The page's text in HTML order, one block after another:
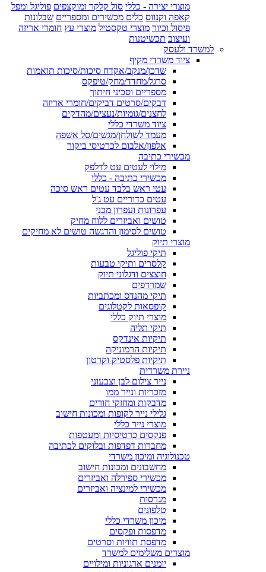
מוצרי יצירה - כללי סול קלקר ומוקצפים פוליגל ומפל
קאפה וקנווס כלים מכשירים ומספריים שבלונות
פיסול וכיור מוצרי טקסטיל מוצרי עץ חומרי אריזה
ועיצוב תכשיטנות
למשרד ולעסק
ציוד משרדי מקיף
שדכן/מנקב/אקדח סיכות/סיכות תואמות
סרגל/מחדד/מחק/טיפקס
מספריים וסכיני חיתוך
דבקים/סרטים דביקים/חומרי אריזה
לחצנים/גומיות/נעצים/מהדקים
ציוד משרדי כללי
מעמד לשולחן/מגשים/סל אשפה
אלפון/אלבום לכרטיסי ביקור
מכשירי כתיבה
מילוי לעטים עט לדלפק
מכשירי כתיבה - כללי
עטי ראש בלבד עטים ראש סיכה
עטים כדוריים עט ג'ל
עפרונות ועפרון מכני
טושים ואביזרים ללוח מחיק
טושים לסימון והדגשה טושים לא מחיקים
מוצרי תיוק
תיקי פוליגל
קלסרים ותיקי טבעות
חוצצים ודגלוני תיוק
שמרדפים
תיקי מהנדס ומכתביות
קופסאות לקטלוגים
מוצרי תיוק כללי
תיקי תליה
תיקיות אינדקס
תיקיות הרמוניקה
תיקיות פלסטיק וקרטון
ניירת משרדית
נייר צילום לבן וצבעוני
מזכריות ונייר ממו
מדבקות ומחזקי חורים
גלילי נייר לקופות ומכונות חישוב
מוצרי נייר כללי
פנקסים כרטיסיות ומעטפות
מחברות דפדפות ובלוקים לכתיבה
טכנולוגיה ומיכון משרדי
מחשבונים ומכונות חישוב
מכשירי ספירלה ואביזרים
מכשירי למינציה ואביזרים
מגרסות
טלפונים
מיכון משרדי כללי
מדפסות ופקסים
מדפסת תוויות וסרטים
מוצרים משלימים למשרד
יומנים ארגוניות ומילויים